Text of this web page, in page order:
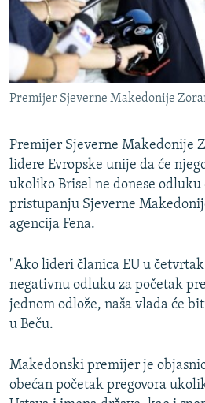
DNEVNO@RSE
SPECIJALI RSE
VIŠE OD NASLOVA
GENOCID U SREBRENICI
POPLAVE I KLIZIŠTA U BIH 2024.
TV LIBERTY
POST SCRIPTUM
MOJA EVROPA
SVE KARTE DEJTONA
NASTANAK I RASPAD JUGOSLAVIJE
PRATITE NAS
Sve RFE/RL stranice
Premijer Sjeverne Makedonije
Premijer Sjeverne Makedonije
lidere Evropske unije da će
ukoliko Brisel ne donese odluku
pristupanju Sjeverne
agencija Fena.
"Ako lideri članica EU u
negativnu odluku za početak
jednom odlože, naša vlada će
u Beču.
Makedonski premijer je
obećan početak pregovora